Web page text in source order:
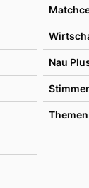
Nau
Themen